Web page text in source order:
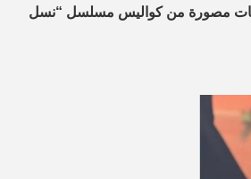
مصورة من كواليس مسلسل “نسل